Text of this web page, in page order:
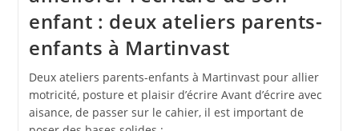
enfant : deux ateliers parents-
enfants à Martinvast
Deux ateliers parents-enfants à Martinvast pour allier
motricité, posture et plaisir d’écrire Avant d’écrire avec
aisance, de passer sur le cahier, il est important de